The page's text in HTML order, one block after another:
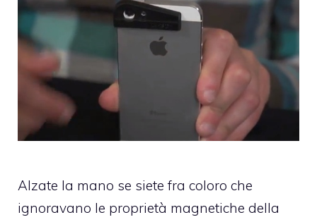
Alzate la mano se siete fra coloro che
ignoravano le proprietà magnetiche della